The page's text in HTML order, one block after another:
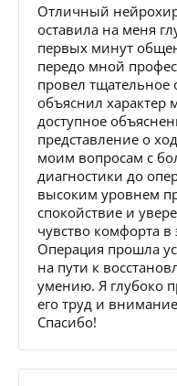
Отличный
оставила на меня
первых минут
передо мной
провел
объяснил характер
доступное
представление о
моим вопросам с
диагностики до
высоким уровнем
спокойствие и
чувство комфорта в
Операция прошла
на пути к
умению. Я глубоко
его труд и
Спасибо!